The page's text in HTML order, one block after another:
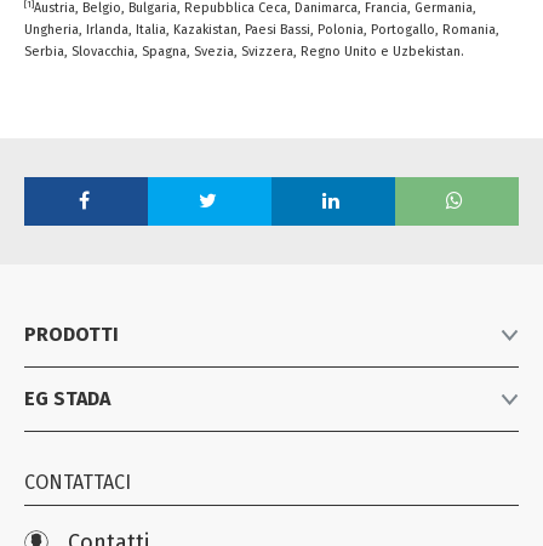
[1]Austria, Belgio, Bulgaria, Repubblica Ceca, Danimarca, Francia, Germania,
Ungheria, Irlanda, Italia, Kazakistan, Paesi Bassi, Polonia, Portogallo, Romania,
Serbia, Slovacchia, Spagna, Svezia, Svizzera, Regno Unito e Uzbekistan.
PRODOTTI
Listino prodotti
Consumer Healthcare
Biosimilari e specialistici
EG STADA
News
Iniziative
CONTATTACI